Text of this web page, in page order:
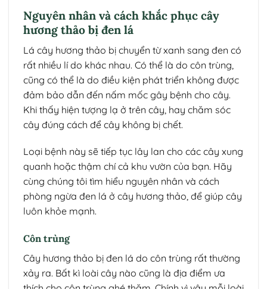
Nguyên nhân và cách khắc phục cây
hương thảo bị đen lá
Lá cây hương thảo bị chuyển từ xanh sang đen có
rất nhiều lí do khác nhau. Có thể là do côn trùng,
cũng có thể là do điều kiện phát triển không được
đảm bảo dẫn đến nấm mốc gây bệnh cho cây.
Khi thấy hiện tượng lạ ở trên cây, hay chăm sóc
cây đúng cách để cây không bị chết.
Loại bệnh này sẽ tiếp tục lây lan cho các cây xung
quanh hoặc thậm chí cả khu vườn của bạn. Hãy
cùng chúng tôi tìm hiểu nguyên nhân và cách
phòng ngừa đen lá ở cây hương thảo, để giúp cây
luôn khỏe mạnh.
Côn trùng
Cây hương thảo bị đen lá do côn trùng rất thường
xảy ra. Bất kì loài cây nào cũng là địa điểm ưa